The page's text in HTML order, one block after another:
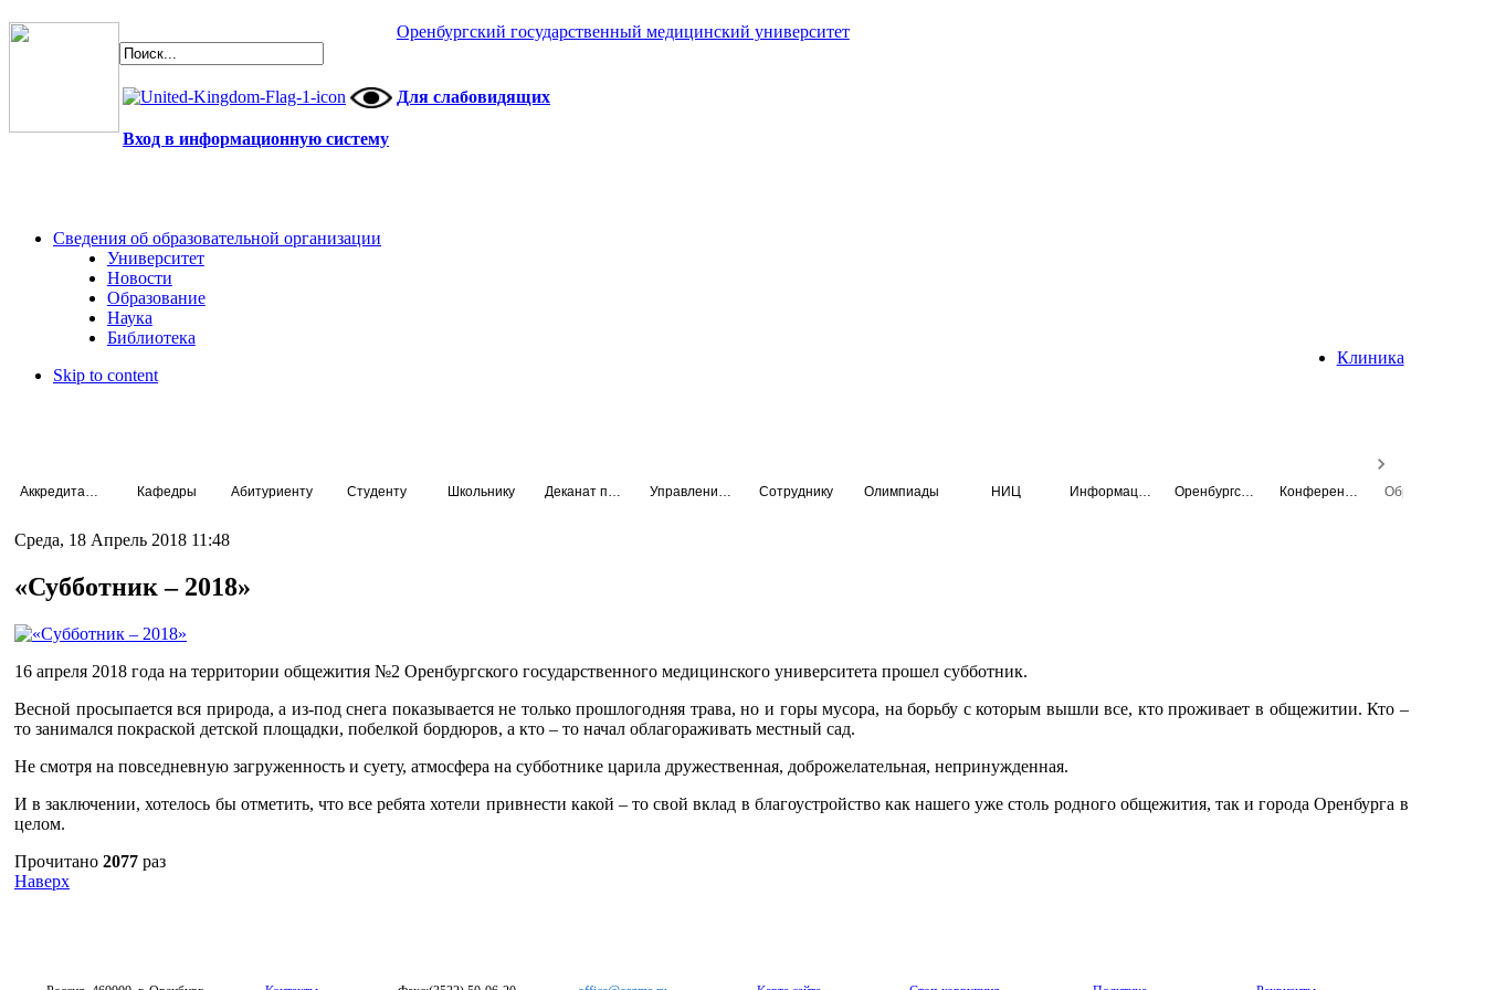
Оренбургский государственный медицинский университет
Для слабовидящих
Вход в информационную систему
Сведения об образовательной организации
Университет
Новости
Образование
Наука
Библиотека
Клиника
Skip to content
Кафедры Абитуриенту Студенту Школьнику Сотруднику Олимпиады НИЦ
Среда, 18 Апрель 2018 11:48
«Субботник – 2018»
16 апреля 2018 года на территории общежития №2 Оренбургского государственного медицинского университета прошел субботник.
Весной просыпается вся природа, а из-под снега показывается не только прошлогодняя трава, но и горы мусора, на борьбу с которым вышли все, кто проживает в общежитии. Кто –
то занимался покраской детской площадки, побелкой бордюров, а кто – то начал облагораживать местный сад.
Не смотря на повседневную загруженность и суету, атмосфера на субботнике царила дружественная, доброжелательная, непринужденная.
И в заключении, хотелось бы отметить, что все ребята хотели привнести какой – то свой вклад в благоустройство как нашего уже столь родного общежития, так и города Оренбурга в
целом.
Прочитано 2077 раз
Наверх